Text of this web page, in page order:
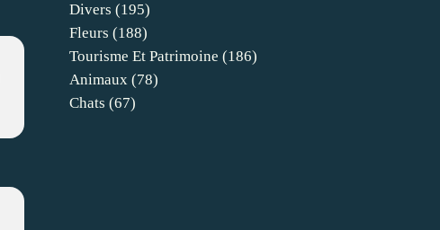
Divers (195)
Fleurs (188)
Tourisme Et Patrimoine (186)
Animaux (78)
Chats (67)